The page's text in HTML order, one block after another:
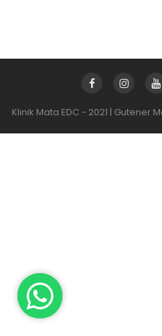
Klinik Mata EDC - 2021 | Gutener